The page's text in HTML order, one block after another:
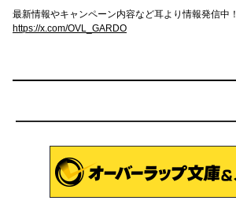
最新情報やキャンペーン内容など耳より情報発信中！
https://x.com/OVL_GARDO